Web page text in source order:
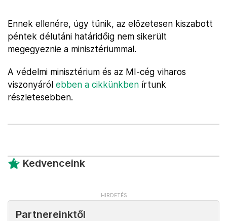
Ennek ellenére, úgy tűnik, az előzetesen kiszabott
péntek délutáni határidőig nem sikerült
megegyeznie a minisztériummal.
A védelmi minisztérium és az MI-cég viharos
viszonyáról ebben a cikkünkben írtunk
részletesebben.
Kedvenceink
Partnereinktől